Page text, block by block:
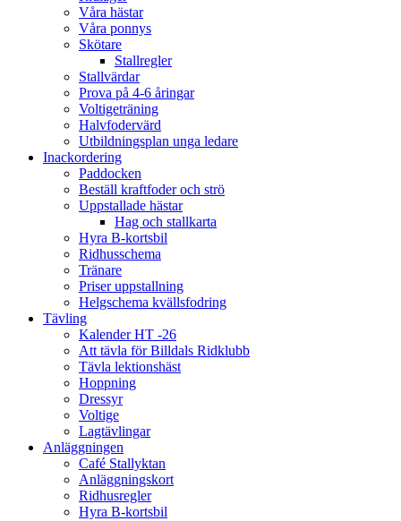
Våra hästar
Våra ponnys
Skötare
Stallregler
Stallvärdar
Prova på 4-6 åringar
Voltigeträning
Halvfodervärd
Utbildningsplan unga ledare
Inackordering
Paddocken
Beställ kraftfoder och strö
Uppstallade hästar
Hag och stallkarta
Hyra B-kortsbil
Ridhusschema
Tränare
Priser uppstallning
Helgschema kvällsfodring
Tävling
Kalender HT -26
Att tävla för Billdals Ridklubb
Tävla lektionshäst
Hoppning
Dressyr
Voltige
Lagtävlingar
Anläggningen
Café Stallyktan
Anläggningskort
Ridhusregler
Hyra B-kortsbil